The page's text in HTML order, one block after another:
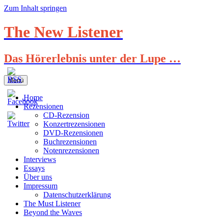
Zum Inhalt springen
The New Listener
Das Hörerlebnis unter der Lupe …
Menü
Home
Rezensionen
CD-Rezension
Konzertrezensionen
DVD-Rezensionen
Buchrezensionen
Notenrezensionen
Interviews
Essays
Über uns
Impressum
Datenschutzerklärung
The Must Listener
Beyond the Waves